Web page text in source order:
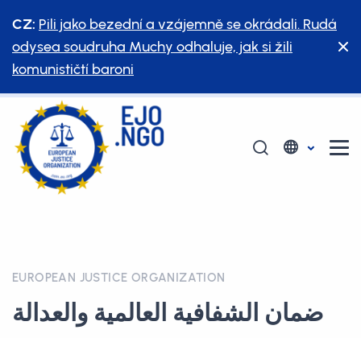
CZ: Pili jako bezední a vzájemně se okrádali. Rudá
odysea soudruha Muchy odhaluje, jak si žili
komunističtí baroni
EUROPEAN JUSTICE ORGANIZATION
ضمان الشفافية العالمية والعدالة